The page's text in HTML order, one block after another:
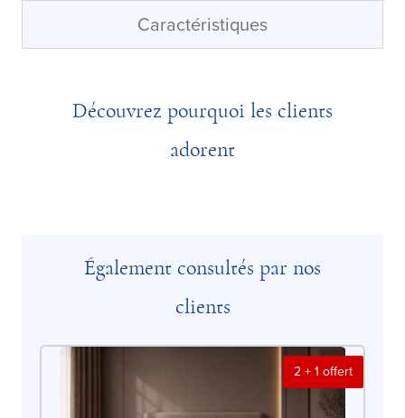
Caractéristiques
Découvrez pourquoi les clients
adorent
Également consultés par nos
clients
2 + 1 offert